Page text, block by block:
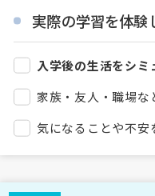
実際の学習を体験
入学後の生活をシミ
家族・友人・職場な
気になることや不安